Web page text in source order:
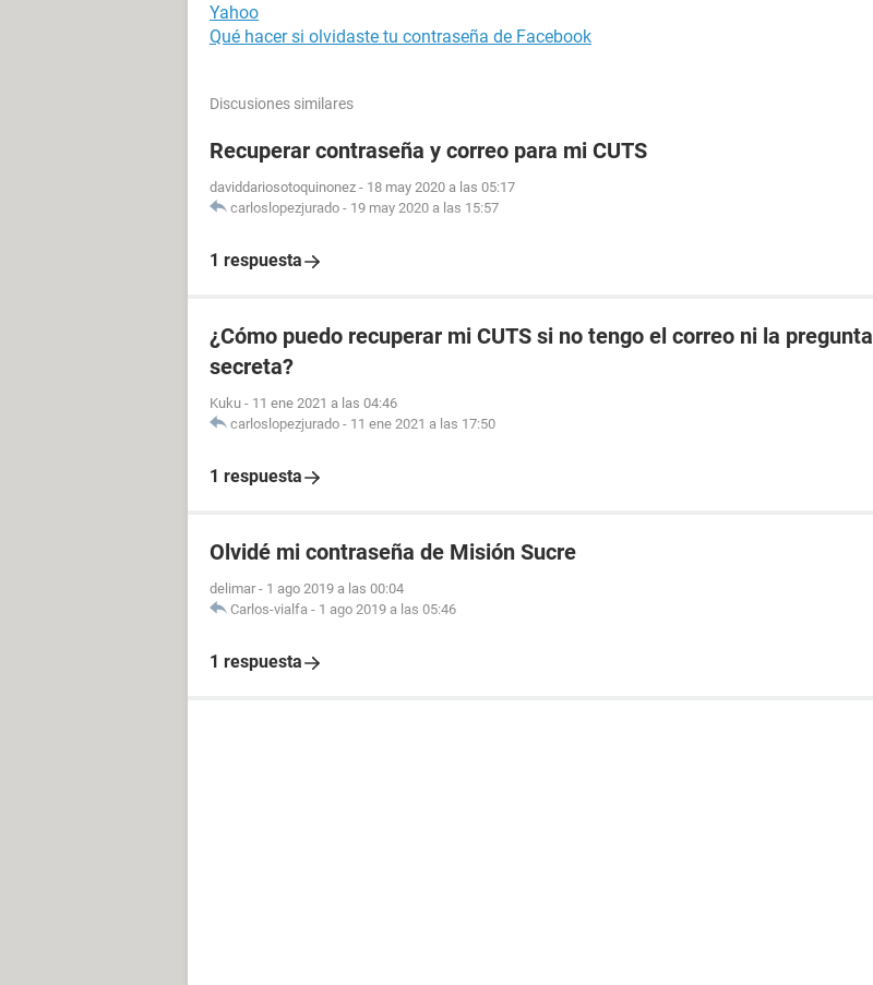
Yahoo
Qué hacer si olvidaste tu contraseña de Facebook
Discusiones similares
Recuperar contraseña y correo para mi CUTS
daviddariosotoquinonez - 18 may 2020 a las 05:17
carloslopezjurado - 19 may 2020 a las 15:57
1 respuesta
¿Cómo puedo recuperar mi CUTS si no tengo el correo ni la pregunta
secreta?
Kuku - 11 ene 2021 a las 04:46
carloslopezjurado - 11 ene 2021 a las 17:50
1 respuesta
Olvidé mi contraseña de Misión Sucre
delimar - 1 ago 2019 a las 00:04
Carlos-vialfa - 1 ago 2019 a las 05:46
1 respuesta